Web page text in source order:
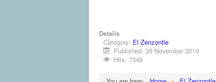
Details
Category: El Zenzontle
Published: 30 November 2019
Hits: 7349